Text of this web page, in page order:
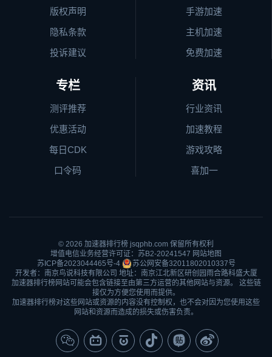
版权声明
隐私条款
投诉建议
手游加速
主机加速
免费加速
专栏
测评推荐
优惠活动
每日CDK
口令码
资讯
行业资讯
加速教程
游戏攻略
喜加一
© 2026 加速器排行榜 jsqphb.com 保留所有权利
增值电信业务经营许可证：苏B2-20241547 网站地图
苏ICP备2023044465号-4
苏公网安备32011802010337号
开发者：南京鸟说科技有限公司 地址：南京江北新区研创园雨合路科盛大厦
加速器排行榜网站可能会包含链接至由第三方运营的其他网站与资源。 这些链
接仅为方便您使用而提供。
加速器排行榜对这些网站或资源的内容没有控制权，也不会对因为您使用这些
网站和资源而造成的损失或伤害负责。